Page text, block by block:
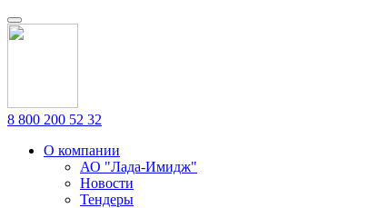
8 800 200 52 32
О компании
АО "Лада-Имидж"
Новости
Тендеры